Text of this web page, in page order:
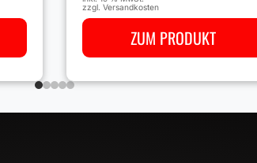
zzgl. Versandkosten
ZUM PRODUKT